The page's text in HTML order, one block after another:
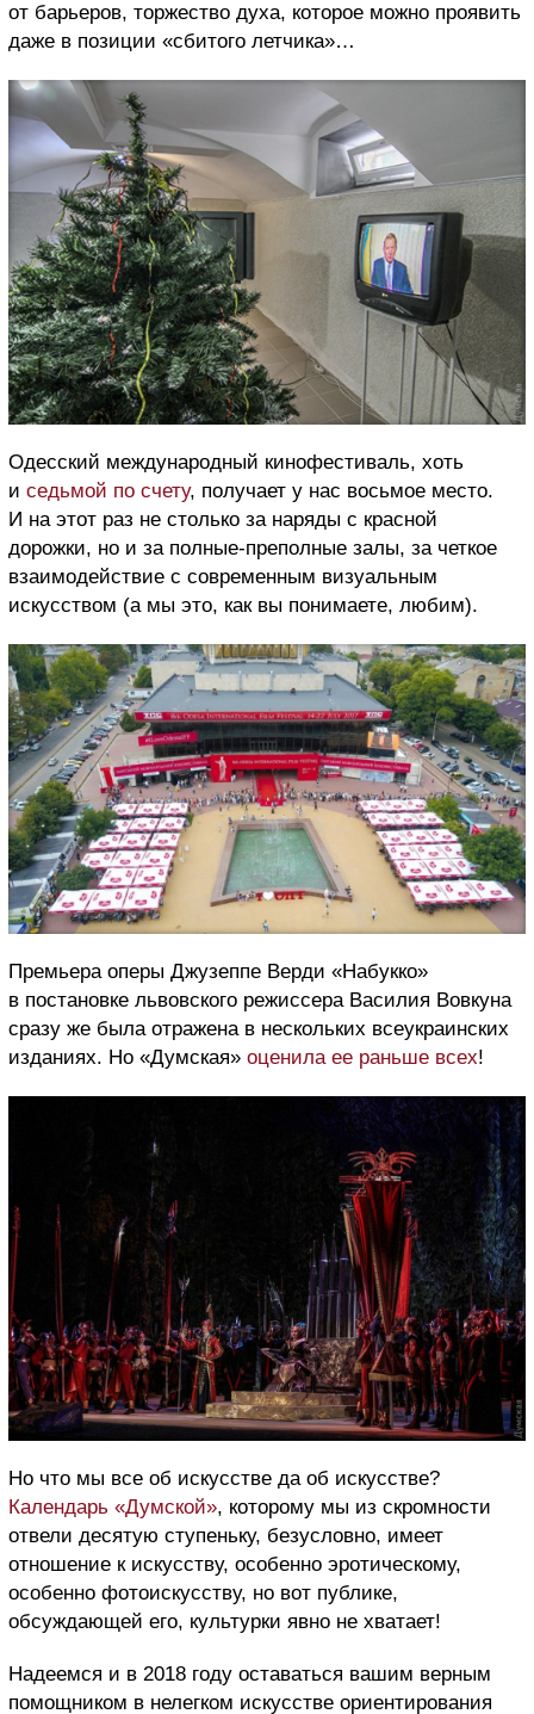
от барьеров, торжество духа, которое можно проявить
даже в позиции «сбитого летчика»…
Одесский международный кинофестиваль, хоть
и седьмой по счету, получает у нас восьмое место.
И на этот раз не столько за наряды с красной
дорожки, но и за полные-преполные залы, за четкое
взаимодействие с современным визуальным
искусством (а мы это, как вы понимаете, любим).
Премьера оперы Джузеппе Верди «Набукко»
в постановке львовского режиссера Василия Вовкуна
сразу же была отражена в нескольких всеукраинских
изданиях. Но «Думская» оценила ее раньше всех!
Но что мы все об искусстве да об искусстве?
Календарь «Думской», которому мы из скромности
отвели десятую ступеньку, безусловно, имеет
отношение к искусству, особенно эротическому,
особенно фотоискусству, но вот публике,
обсуждающей его, культурки явно не хватает!
Надеемся и в 2018 году оставаться вашим верным
помощником в нелегком искусстве ориентирования